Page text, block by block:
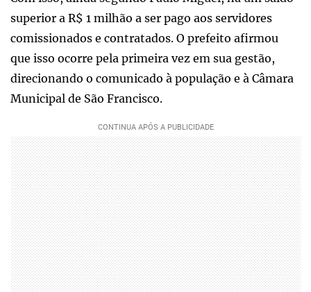
superior a R$ 1 milhão a ser pago aos servidores
comissionados e contratados. O prefeito afirmou
que isso ocorre pela primeira vez em sua gestão,
direcionando o comunicado à população e à Câmara
Municipal de São Francisco.